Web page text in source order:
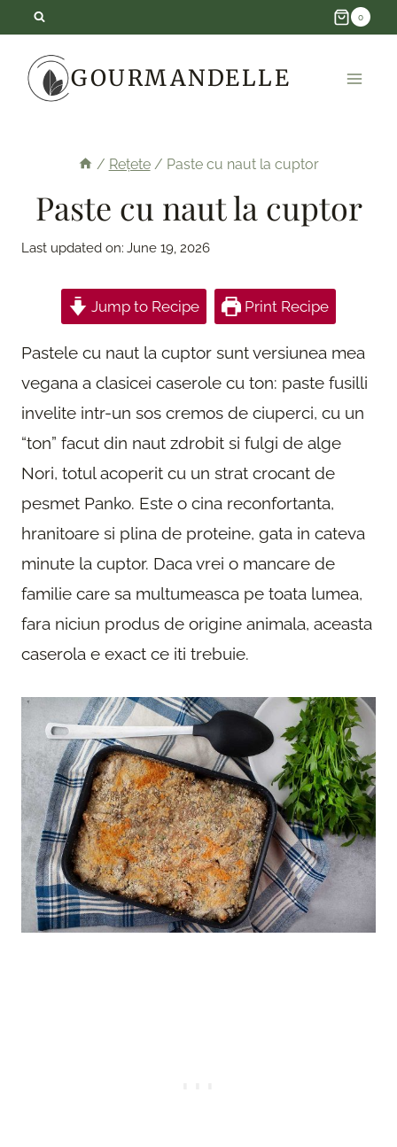
content
0
GOURMANDELLE
/ Rețete / Paste cu naut la cuptor
Paste cu naut la cuptor
Last updated on: June 19, 2026
Jump to Recipe Print Recipe
Pastele cu naut la cuptor sunt versiunea mea
vegana a clasicei caserole cu ton: paste fusilli
invelite intr-un sos cremos de ciuperci, cu un
“ton” facut din naut zdrobit si fulgi de alge
Nori, totul acoperit cu un strat crocant de
pesmet Panko. Este o cina reconfortanta,
hranitoare si plina de proteine, gata in cateva
minute la cuptor. Daca vrei o mancare de
familie care sa multumeasca pe toata lumea,
fara niciun produs de origine animala, aceasta
caserola e exact ce iti trebuie.